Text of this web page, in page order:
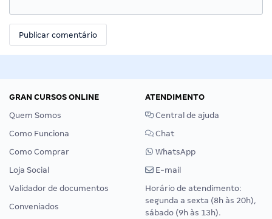
GRAN CURSOS ONLINE
Quem Somos
Como Funciona
Como Comprar
Loja Social
Validador de documentos
Conveniados
ATENDIMENTO
Central de ajuda
Chat
WhatsApp
E-mail
Horário de atendimento:
segunda a sexta (8h às 20h),
sábado (9h às 13h).